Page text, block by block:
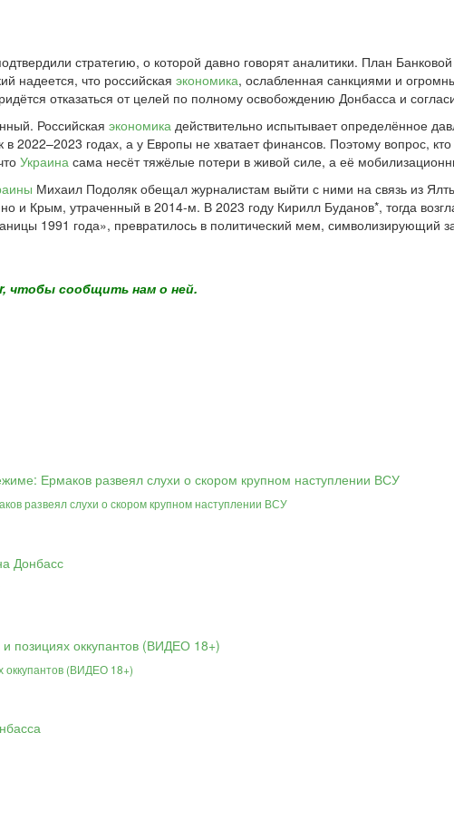
стратегию, о которой давно говорят аналитики. План
надеется, что российская экономика, ослабленная санкциями и
отказаться от целей по полному освобождению Донбасса и
Российская экономика действительно испытывает определённое
2022–2023 годах, а у Европы не хватает финансов. Поэтому вопрос,
Украина сама несёт тяжёлые потери в живой силе, а её
Михаил Подоляк обещал журналистам выйти с ними на связь из
и Крым, утраченный в 2014-м. В 2023 году Кирилл Буданов*, тогда
1991 года», превратилось в политический мем, символизирующий
чтобы сообщить нам о ней.
развеял слухи о скором крупном наступлении ВСУ
оккупантов (ВИДЕО 18+)